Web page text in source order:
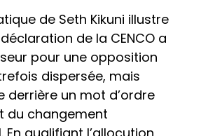
de Seth Kikuni illustre
de la CENCO a
pour une opposition
dispersée, mais
derrière un mot d’ordre
du changement